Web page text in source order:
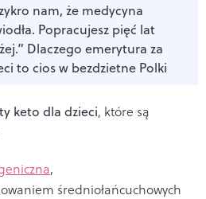
nam, że medycyna
Popracujesz pięć lat
Dlaczego emerytura za
to cios w bezdzietne Polki
keto dla dzieci, które są
,
średniołańcuchowych